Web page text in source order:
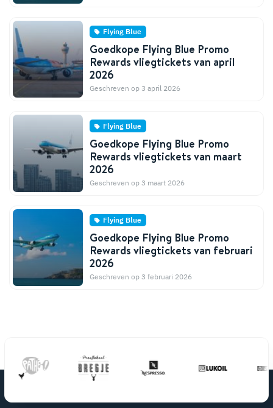
Flying Blue
Goedkope Flying Blue Promo
Rewards vliegtickets van april
2026
Geschreven op 3 april 2026
Flying Blue
Goedkope Flying Blue Promo
Rewards vliegtickets van maart
2026
Geschreven op 3 maart 2026
Flying Blue
Goedkope Flying Blue Promo
Rewards vliegtickets van februari
2026
Geschreven op 3 februari 2026